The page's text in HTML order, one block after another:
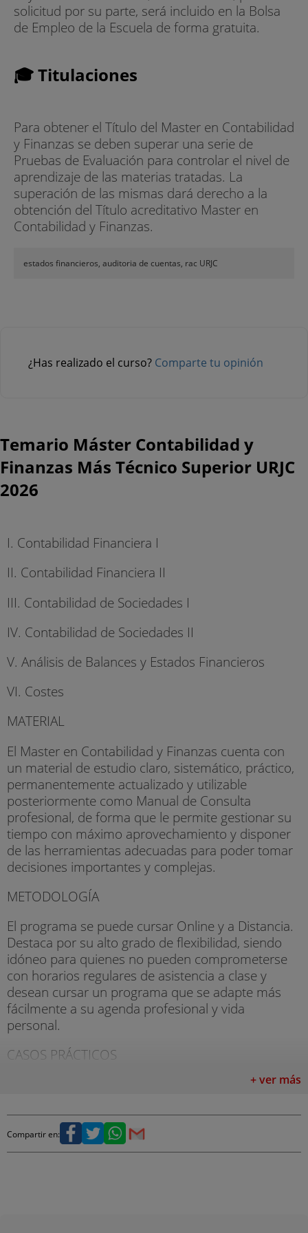
solicitud por su parte, será incluido en la Bolsa
de Empleo de la Escuela de forma gratuita.
🎓 Titulaciones
Para obtener el Título del Master en Contabilidad
y Finanzas se deben superar una serie de
Pruebas de Evaluación para controlar el nivel de
aprendizaje de las materias tratadas. La
superación de las mismas dará derecho a la
obtención del Título acreditativo Master en
Contabilidad y Finanzas.
estados financieros, auditoria de cuentas, rac URJC
¿Has realizado el curso? Comparte tu opinión
Temario Máster Contabilidad y
Finanzas Más Técnico Superior URJC
2026
I. Contabilidad Financiera I
II. Contabilidad Financiera II
III. Contabilidad de Sociedades I
IV. Contabilidad de Sociedades II
V. Análisis de Balances y Estados Financieros
VI. Costes
MATERIAL
El Master en Contabilidad y Finanzas cuenta con
un material de estudio claro, sistemático, práctico,
permanentemente actualizado y utilizable
posteriormente como Manual de Consulta
profesional, de forma que le permite gestionar su
tiempo con máximo aprovechamiento y disponer
de las herramientas adecuadas para poder tomar
decisiones importantes y complejas.
METODOLOGÍA
El programa se puede cursar Online y a Distancia.
Destaca por su alto grado de flexibilidad, siendo
idóneo para quienes no pueden comprometerse
con horarios regulares de asistencia a clase y
desean cursar un programa que se adapte más
fácilmente a su agenda profesional y vida
personal.
CASOS PRÁCTICOS
El aprendizaje se realiza mediante casos prácticos
empresarial, utilizando documentación real,
escandallos, cuadros de mando, formularios,
modelos de desarrollo directivo, etc. que se
+ ver más
Compartir en: